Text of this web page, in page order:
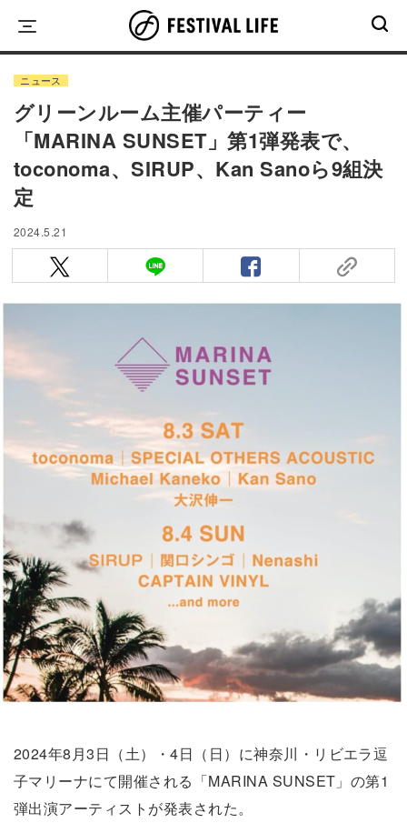
content
ニュース
グリーンルーム主催パーティー
「MARINA SUNSET」第1弾発表で、
toconoma、SIRUP、Kan Sanoら9組決
定
2024.5.21
2024年8月3日（土）・4日（日）に神奈川・リビエラ逗
子マリーナにて開催される「MARINA SUNSET」の第1
弾出演アーティストが発表された。